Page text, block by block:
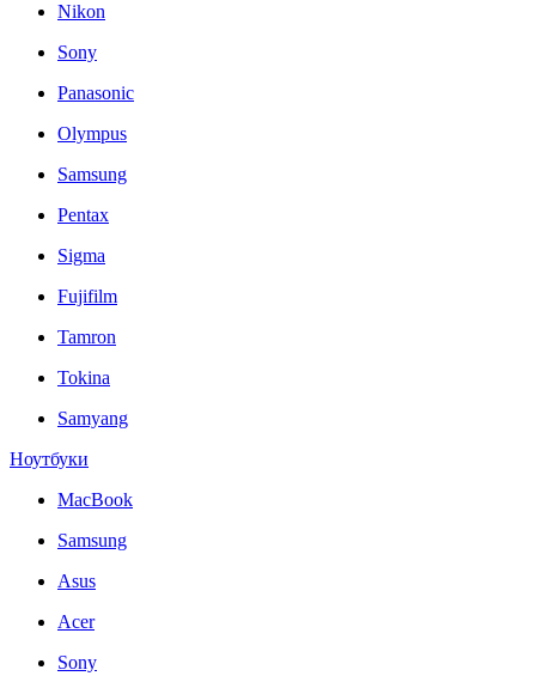
Nikon
Sony
Panasonic
Olympus
Samsung
Pentax
Sigma
Fujifilm
Tamron
Tokina
Samyang
Ноутбуки
MacBook
Samsung
Asus
Acer
Sony